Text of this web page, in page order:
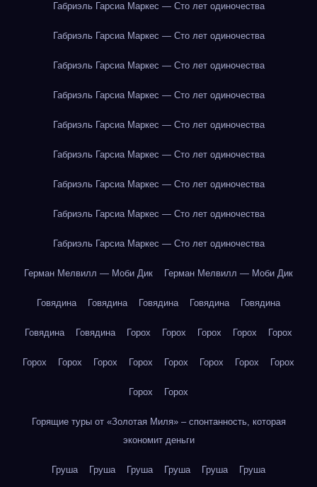
Габриэль Гарсиа Маркес — Сто лет одиночества
Габриэль Гарсиа Маркес — Сто лет одиночества
Габриэль Гарсиа Маркес — Сто лет одиночества
Габриэль Гарсиа Маркес — Сто лет одиночества
Габриэль Гарсиа Маркес — Сто лет одиночества
Габриэль Гарсиа Маркес — Сто лет одиночества
Габриэль Гарсиа Маркес — Сто лет одиночества
Габриэль Гарсиа Маркес — Сто лет одиночества
Габриэль Гарсиа Маркес — Сто лет одиночества
Герман Мелвилл — Моби Дик Герман Мелвилл — Моби Дик
Говядина Говядина Говядина Говядина Говядина
Говядина Говядина Горох Горох Горох Горох Горох
Горох Горох Горох Горох Горох Горох Горох Горох
Горох Горох
Горящие туры от «Золотая Миля» – спонтанность, которая
экономит деньги
Груша Груша Груша Груша Груша Груша